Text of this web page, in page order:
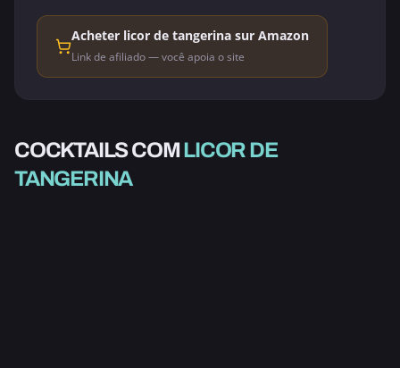
Acheter licor de tangerina sur Amazon
Link de afiliado — você apoia o site
COCKTAILS COMLICOR DE
TANGERINA
ALCOÓLICO
WATERLOO